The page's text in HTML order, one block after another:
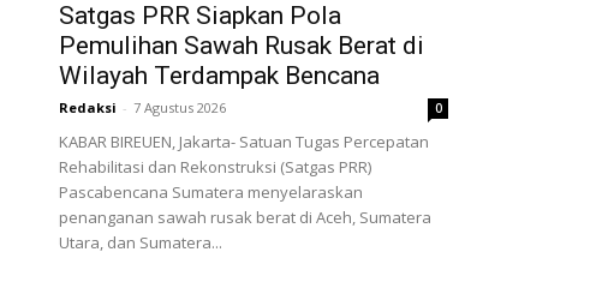
Satgas PRR Siapkan Pola
Pemulihan Sawah Rusak Berat di
Wilayah Terdampak Bencana
Redaksi - 7 Agustus 2026 0
KABAR BIREUEN, Jakarta- Satuan Tugas Percepatan
Rehabilitasi dan Rekonstruksi (Satgas PRR)
Pascabencana Sumatera menyelaraskan
penanganan sawah rusak berat di Aceh, Sumatera
Utara, dan Sumatera...